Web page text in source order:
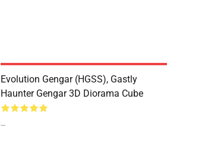
Evolution Gengar (HGSS), Gastly
Haunter Gengar 3D Diorama Cube
--